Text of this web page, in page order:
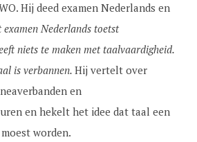
Hij deed examen Nederlands en
examen Nederlands toetst
niets te maken met taalvaardigheid.
is verbannen. Hij vertelt over
en
en hekelt het idee dat taal een
worden.